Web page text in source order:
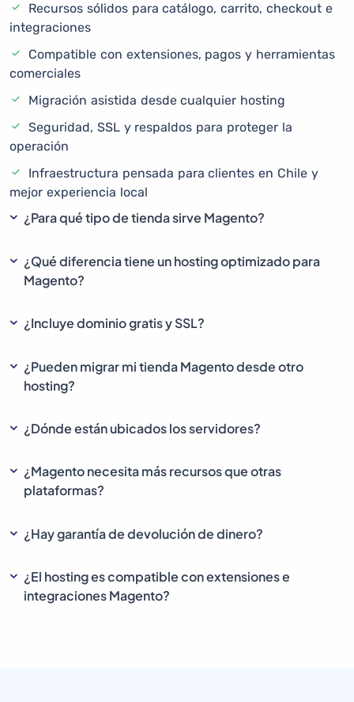
Recursos sólidos para catálogo, carrito, checkout e
integraciones
Compatible con extensiones, pagos y herramientas
comerciales
Migración asistida desde cualquier hosting
Seguridad, SSL y respaldos para proteger la
operación
Infraestructura pensada para clientes en Chile y
mejor experiencia local
¿Para qué tipo de tienda sirve Magento?
¿Qué diferencia tiene un hosting optimizado para
Magento?
¿Incluye dominio gratis y SSL?
¿Pueden migrar mi tienda Magento desde otro
hosting?
¿Dónde están ubicados los servidores?
¿Magento necesita más recursos que otras
plataformas?
¿Hay garantía de devolución de dinero?
¿El hosting es compatible con extensiones e
integraciones Magento?